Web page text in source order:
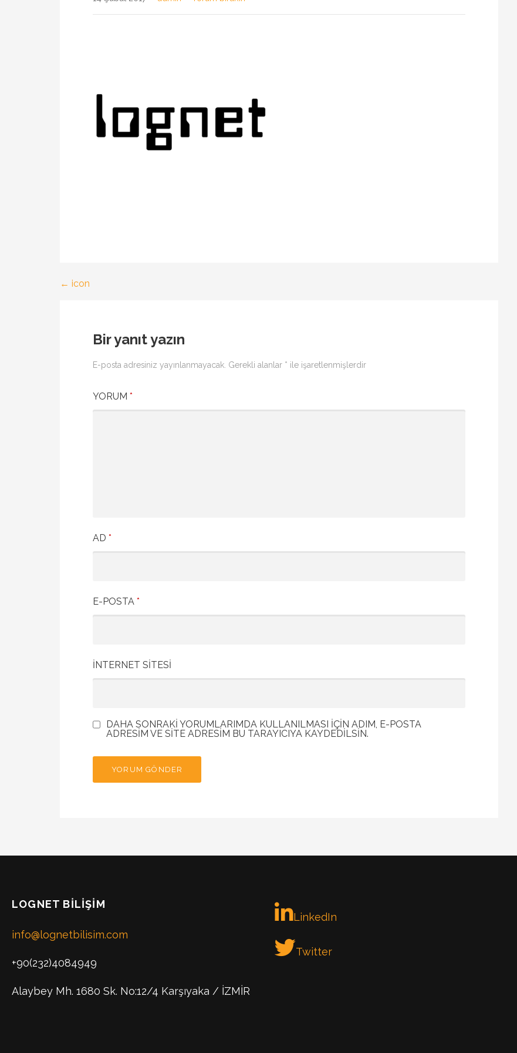
Yazı
← icon
Bir yanıt yazın
E-posta adresiniz yayınlanmayacak. Gerekli alanlar * ile işaretlenmişlerdir
YORUM *
AD *
E-POSTA *
İNTERNET SITESI
DAHA SONRAKI YORUMLARIMDA KULLANILMASI IÇIN ADIM, E-POSTA
ADRESIM VE SITE ADRESIM BU TARAYICIYA KAYDEDILSIN.
LOGNET BILIŞIM
info@lognetbilisim.com
+90(232)4084949
Alaybey Mh. 1680 Sk. No:12/4 Karşıyaka / İZMİR
LinkedIn
Twitter